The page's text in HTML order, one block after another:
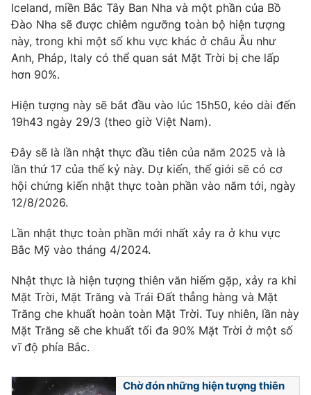
Photo Infographic
Video Shorts video
VTV Money VTV Thể thao
VTV Sức khoẻ Bất động sản
Thị trường 24h Tấm lòng Việt
VTV4 Vươn mình bằng AI
Liên hệ tòa soạn English
THỜI BÁO VTV
Iceland, miền Bắc Tây Ban Nha và một phần của Bồ
Đào Nha sẽ được chiêm ngưỡng toàn bộ hiện tượng
này, trong khi một số khu vực khác ở châu Âu như
Anh, Pháp, Italy có thể quan sát Mặt Trời bị che lấp
hơn 90%.
Hiện tượng này sẽ bắt đầu vào lúc 15h50, kéo dài đến
19h43 ngày 29/3 (theo giờ Việt Nam).
Đây sẽ là lần nhật thực đầu tiên của năm 2025 và là
lần thứ 17 của thế kỷ này. Dự kiến, thế giới sẽ có cơ
hội chứng kiến nhật thực toàn phần vào năm tới, ngày
12/8/2026.
Lần nhật thực toàn phần mới nhất xảy ra ở khu vực
Bắc Mỹ vào tháng 4/2024.
Nhật thực là hiện tượng thiên văn hiếm gặp, xảy ra khi
Mặt Trời, Mặt Trăng và Trái Đất thẳng hàng và Mặt
Trăng che khuất hoàn toàn Mặt Trời. Tuy nhiên, lần này
Mặt Trăng sẽ che khuất tối đa 90% Mặt Trời ở một số
vĩ độ phía Bắc.
Chờ đón những hiện tượng thiên